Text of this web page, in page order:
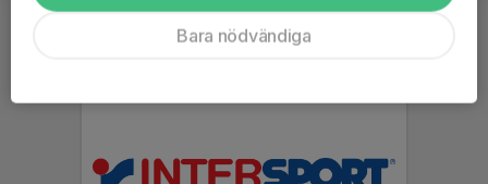
Bara nödvändiga